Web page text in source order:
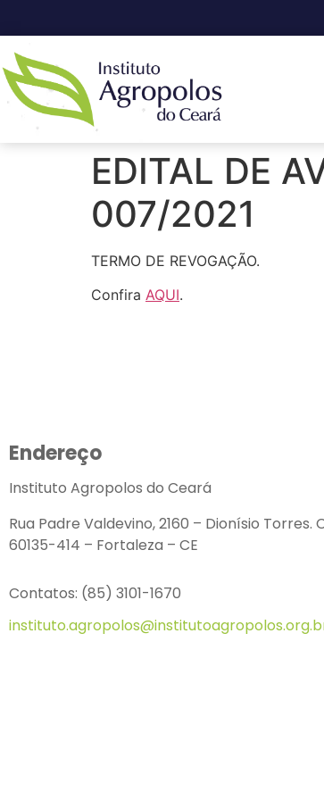
EDITAL DE
007/2021
TERMO DE REVOGAÇÃO.
Confira AQUI.
Endereço
Instituto Agropolos do Ceará
Rua Padre Valdevino, 2160 – Dionísio Torres.
60135-414 – Fortaleza – CE
Contatos: (85) 3101-1670